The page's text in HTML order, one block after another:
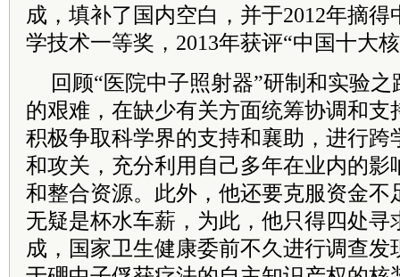
成，填补了国内空白，并于2012年摘
学技术一等奖，2013年获评“中国十大
回顾“医院中子照射器”研制和实验
的艰难，在缺少有关方面统筹协调和支
积极争取科学界的支持和襄助，进行跨
和攻关，充分利用自己多年在业内的影
和整合资源。此外，他还要克服资金不
无疑是杯水车薪，为此，他只得四处寻
成，国家卫生健康委前不久进行调查发